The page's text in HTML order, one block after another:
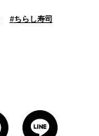
#ちらし寿司